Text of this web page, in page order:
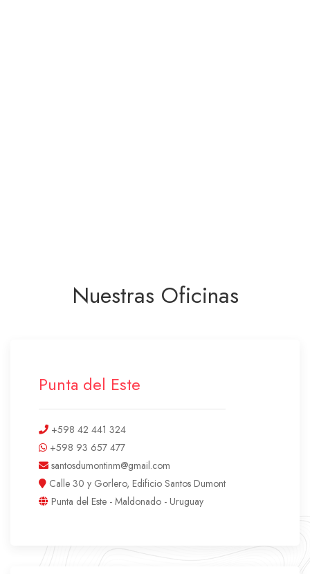
Nuestras Oficinas
Punta del Este
+598 42 441 324
+598 93 657 477
santosdumontinm@gmail.com
Calle 30 y Gorlero, Edificio Santos Dumont
Punta del Este - Maldonado - Uruguay